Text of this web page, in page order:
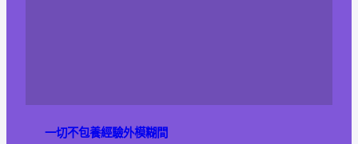
一切不包養經驗外模糊間